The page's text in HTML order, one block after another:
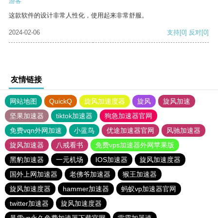
这款软件的设计非常人性化，使用起来非常舒服。
2024-02-06 支持[0] 反对[0]
友情链接
网站地图 QuickQ 旋风加速度器 旋风
旋风加速
坚果加速器
tiktok加速器
狗急加速器官网
免费vqn外网加速
小蓝鸟 优途加速器官网
风驰加速器
旋风加速器
八戒看书
免费vps加速器外网苹果版
黑豹加速器
一元机场 IOS加速器
旋风加速度器
国外上网加速器
老佛爷加速器
猴王加速器
旋风加速度器
hammer加速器
蚂蚁vp加速器官网
twitter加速器
旋风加速度器